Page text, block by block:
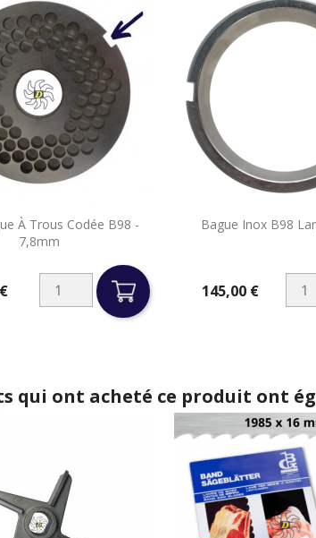
À Trous Codée B98 -
7,8mm
Aperçu rapide Bague Inox B98
145,00 €
Aperçu
qui ont acheté ce produit ont